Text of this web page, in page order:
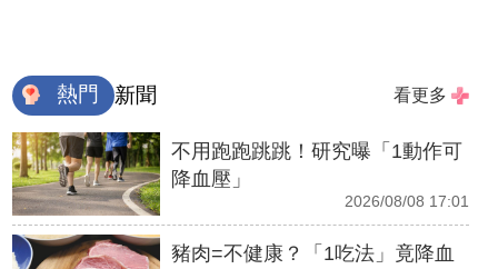
熱門 新聞 看更多
不用跑跑跳跳！研究曝「1動作可
降血壓」
2026/08/08 17:01
豬肉=不健康？「1吃法」竟降血